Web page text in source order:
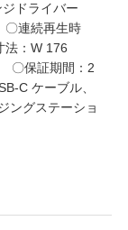
ドライバー
連続再生時
：W 176
〇保証期間：2
C ケーブル、
ングステーショ